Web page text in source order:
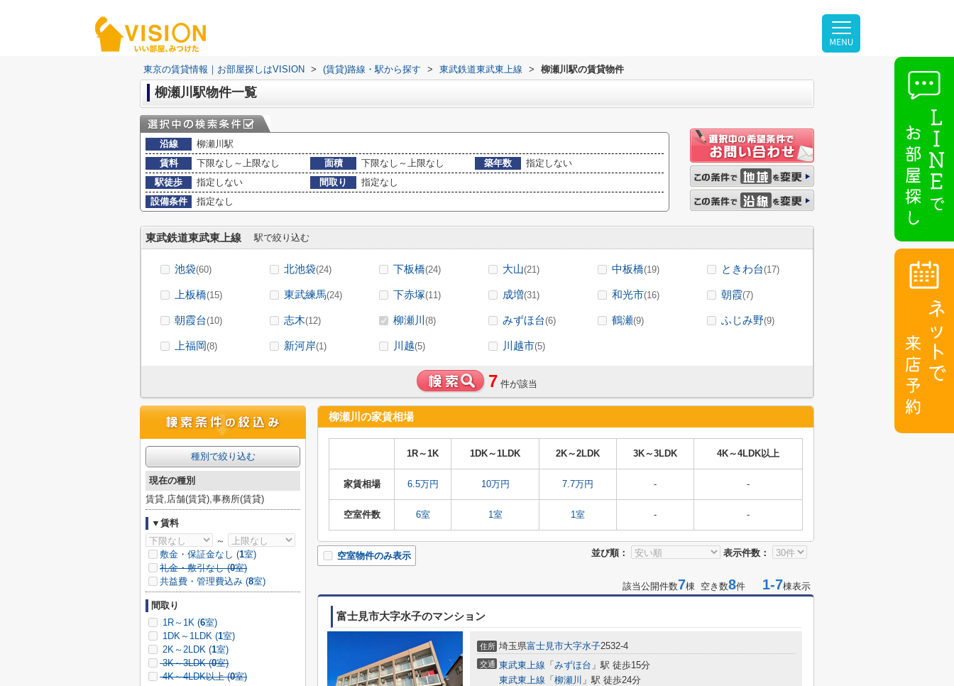
東京の賃貸情報｜お部屋探しはVISION > (賃貸)路線・駅から探す > 東武鉄道東武東上線 > 柳瀬川駅の賃貸物件
柳瀬川駅物件一覧
沿線
柳瀬川駅
賃料
下限なし～上限なし 面積 下限なし～上限なし 築年数
指定しない
駅徒歩
指定しない 間取り
指定なし
設備条件
指定なし
東武鉄道東武東上線 駅で絞り込む
池袋(60) 北池袋(24) 下板橋(24) 大山(21) 中板橋(19) ときわ台(17)
上板橋(15) 東武練馬(24) 下赤塚(11) 成増(31) 和光市(16) 朝霞(7)
朝霞台(10) 志木(12) 柳瀬川 (8) みずほ台(6) 鶴瀬(9) ふじみ野(9)
上福岡(8) 新河岸(1) 川越(5) 川越市(5)
7 件が該当
柳瀬川の家賃相場
1R～1K 1DK～1LDK 2K～2LDK 3K～3LDK 4K～4LDK以上
家賃相場 6.5万円 10万円 7.7万円 - -
空室件数 6室 1室 1室 - -
並び順： 表示件数：
空室物件のみ表示
該当公開件数7棟 空き数8件 1-7棟表示
富士見市大字水子のマンション
住所 埼玉県富士見市大字水子2532-4
交通 東武東上線 「 みずほ台 」駅 徒歩15分
東武東上線 「 柳瀬川 」駅 徒歩24分
種別で絞り込む
現在の種別
賃貸,店舗(賃貸),事務所(賃貸)
▼賃料
～
敷金・保証金なし (1室)
礼金・敷引なし (0室)
共益費・管理費込み (8室)
間取り
1R～1K (6室)
1DK～1LDK (1室)
2K～2LDK (1室)
3K～3LDK (0室)
4K～4LDK以上 (0室)